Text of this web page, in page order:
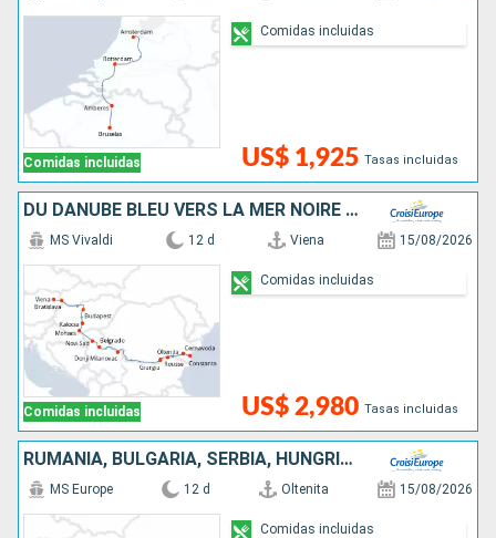
Comidas incluidas US$ 1,925 Tasas incluidas
Comidas incluidas
DU DANUBE BLEU VERS LA MER NOIRE - DE VIENNE À BUCAREST
Comidas incluidas
MS Vivaldi 12 d Viena 15/08/2026
US$ 2,980 Tasas incluidas
Comidas incluidas
RUMANIA, BULGARIA, SERBIA, HUNGRÍA, ESLOVAQUIA, AUSTRIA
MS Europe 12 d Oltenita 15/08/2026
Comidas incluidas